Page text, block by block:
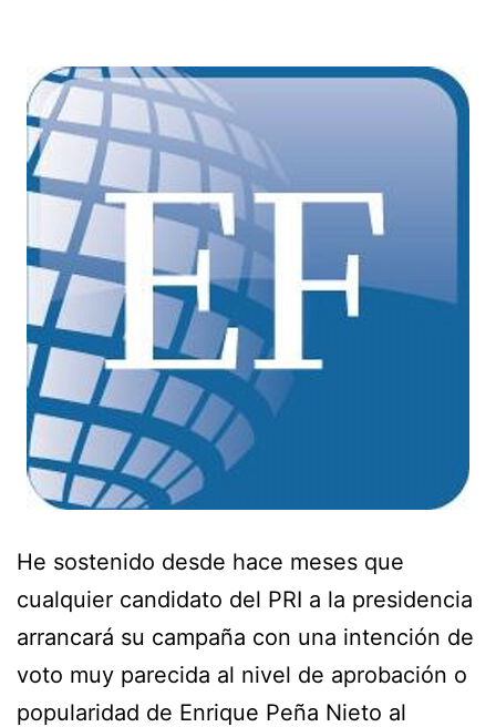
He sostenido desde hace meses que
cualquier candidato del PRI a la presidencia
arrancará su campaña con una intención de
voto muy parecida al nivel de aprobación o
popularidad de Enrique Peña Nieto al